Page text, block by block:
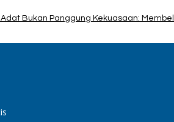
Adat Bukan Panggung Kekuasaan: